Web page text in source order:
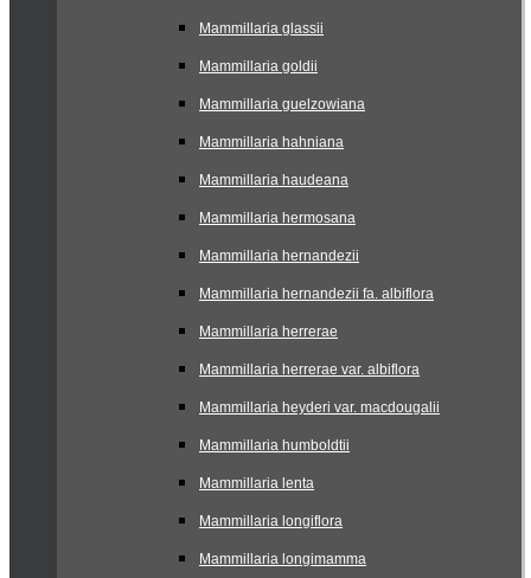
Mammillaria glassii
Mammillaria goldii
Mammillaria guelzowiana
Mammillaria hahniana
Mammillaria haudeana
Mammillaria hermosana
Mammillaria hernandezii
Mammillaria hernandezii fa. albiflora
Mammillaria herrerae
Mammillaria herrerae var. albiflora
Mammillaria heyderi var. macdougalii
Mammillaria humboldtii
Mammillaria lenta
Mammillaria longiflora
Mammillaria longimamma